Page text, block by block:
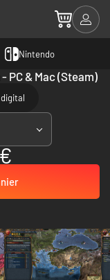
Nintendo
PC & Mac (Steam)